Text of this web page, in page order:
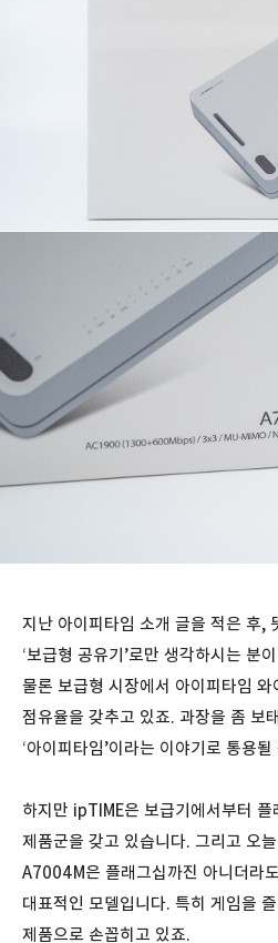
지난 아이피타임 소개 글을 적은 후,
‘보급형 공유기’로만 생각하시는 분
물론 보급형 시장에서 아이피타임
점유율을 갖추고 있죠. 과장을 좀 보
‘아이피타임’이라는 이야기로 통용
하지만 ipTIME은 보급기에서부터
제품군을 갖고 있습니다. 그리고 오
A7004M은 플래그십까진 아니더라
대표적인 모델입니다. 특히 게임을
제품으로 손꼽히고 있죠.